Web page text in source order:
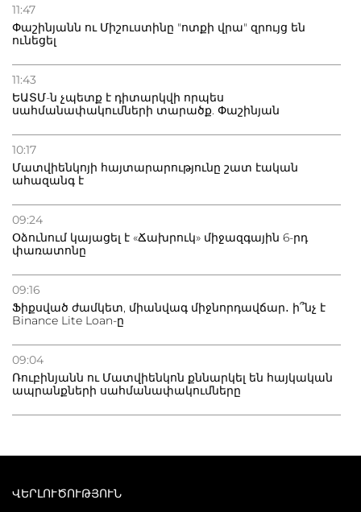
11:47
Փաշինյանն ու Միշուստինը "ոտքի վրա" զրույց են
ունեցել
11:43
ԵԱՏՄ-ն չպետք է դիտարկվի որպես
սահմանափակումների տարածք. Փաշինյան
10:17
Մատվիենկոյի հայտարարությունը շատ էական
ահազանգ է
09:24
Օձունում կայացել է «Ճախրուկ» միջազգային 6-րդ
փառատոնը
09:16
Ֆիքսված ժամկետ, միանվագ միջնորդավճար․ ի՞նչ է
Binance Lite Loan-ը
09:04
Ռուբինյանն ու Մատվիենկոն քննարկել են հայկական
ապրանքների սահմանափակումները
ՎԵՐԼՈՒԾՈՒԹՅՈՒՆ